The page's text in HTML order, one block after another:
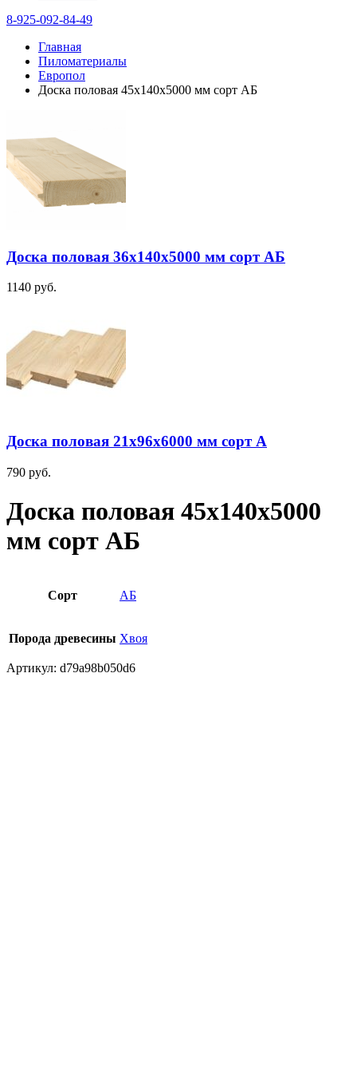
8-925-092-84-49
Главная
Пиломатериалы
Европол
Доска половая 45х140х5000 мм сорт АБ
Доска половая 36х140х5000 мм сорт АБ
1140 руб.
Доска половая 21х96х6000 мм сорт А
790 руб.
Доска половая 45х140х5000
мм сорт АБ
Сорт АБ
Порода древесины Хвоя
Артикул: d79a98b050d6